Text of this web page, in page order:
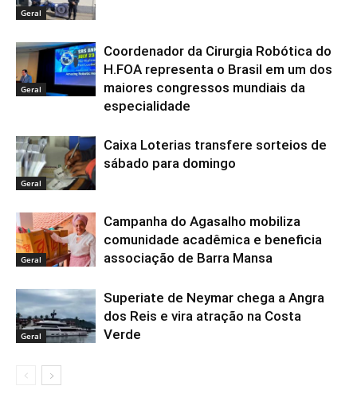
Geral
Geral
Coordenador da Cirurgia Robótica do
H.FOA representa o Brasil em um dos
maiores congressos mundiais da
especialidade
Geral
Caixa Loterias transfere sorteios de
sábado para domingo
Geral
Campanha do Agasalho mobiliza
comunidade acadêmica e beneficia
associação de Barra Mansa
Geral
Superiate de Neymar chega a Angra
dos Reis e vira atração na Costa
Verde